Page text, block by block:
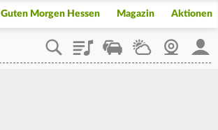
Guten Morgen Hessen Magazin Aktionen
PlaylistStaupilotWetterWebcam